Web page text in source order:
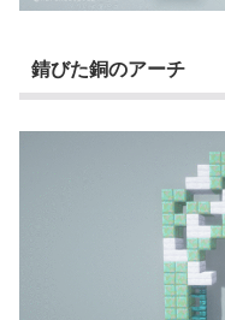
錆びた銅のアーチ